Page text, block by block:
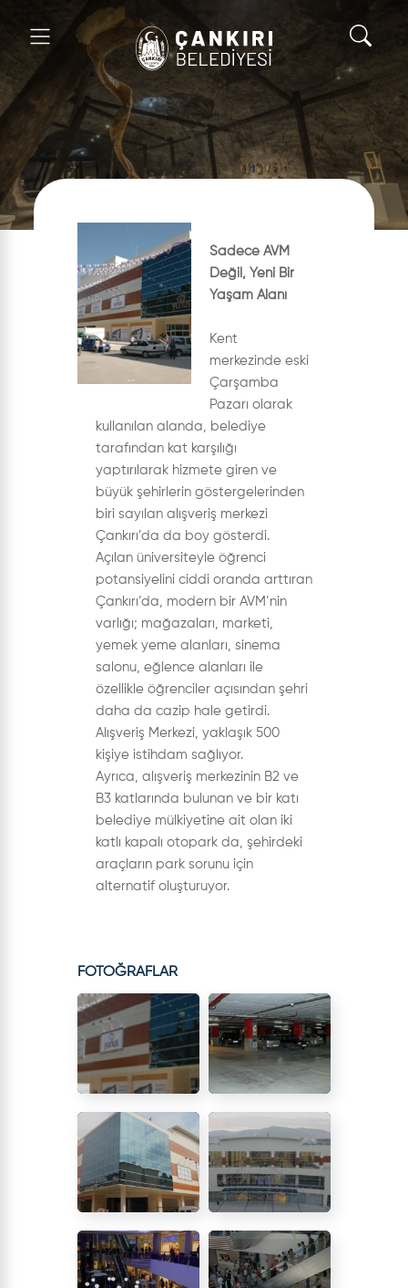
Sadece AVM
Değil, Yeni Bir
Yaşam Alanı
Kent
merkezinde eski
Çarşamba
Pazarı olarak
kullanılan alanda, belediye
tarafından kat karşılığı
yaptırılarak hizmete giren ve
büyük şehirlerin göstergelerinden
biri sayılan alışveriş merkezi
Çankırı’da da boy gösterdi.
Açılan üniversiteyle öğrenci
potansiyelini ciddi oranda arttıran
Çankırı’da, modern bir AVM’nin
varlığı; mağazaları, marketi,
yemek yeme alanları, sinema
salonu, eğlence alanları ile
özellikle öğrenciler açısından şehri
daha da cazip hale getirdi.
Alışveriş Merkezi, yaklaşık 500
kişiye istihdam sağlıyor.
Ayrıca, alışveriş merkezinin B2 ve
B3 katlarında bulunan ve bir katı
belediye mülkiyetine ait olan iki
katlı kapalı otopark da, şehirdeki
araçların park sorunu için
alternatif oluşturuyor.
FOTOĞRAFLAR